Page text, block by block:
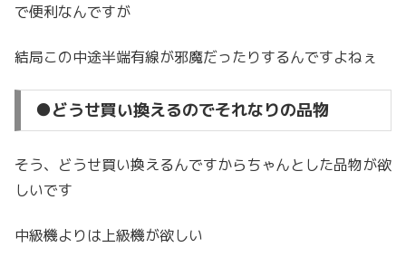
で便利なんですが
結局この中途半端有線が邪魔だったりするんですよねぇ
●どうせ買い換えるのでそれなりの品物
そう、どうせ買い換えるんですからちゃんとした品物が欲
しいです
中級機よりは上級機が欲しい